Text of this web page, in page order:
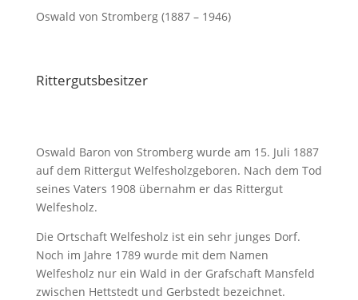
Oswald von Stromberg (1887 – 1946)
Rittergutsbesitzer
Oswald Baron von Stromberg wurde am 15. Juli 1887
auf dem Rittergut Welfesholzgeboren. Nach dem Tod
seines Vaters 1908 übernahm er das Rittergut
Welfesholz.
Die Ortschaft Welfesholz ist ein sehr junges Dorf.
Noch im Jahre 1789 wurde mit dem Namen
Welfesholz nur ein Wald in der Grafschaft Mansfeld
zwischen Hettstedt und Gerbstedt bezeichnet.